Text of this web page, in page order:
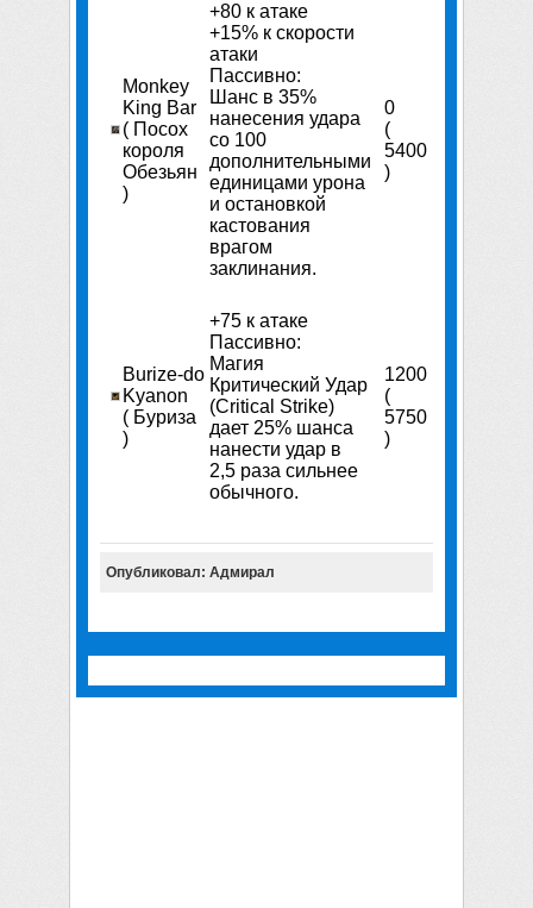
Monkey
King Bar
( Посох
короля
Обезьян
)
+80 к атаке
+15% к скорости
атаки
Пассивно:
Шанс в 35%
нанесения удара
со 100
дополнительными
единицами урона
и остановкой
кастования
врагом
заклинания.
0
(
5400
)
Burize-do
Kyanon
( Буриза
)
+75 к атаке
Пассивно:
Магия
Критический Удар
(Critical Strike)
дает 25% шанса
нанести удар в
2,5 раза сильнее
обычного.
1200
(
5750
)
Опубликовал: Адмирал